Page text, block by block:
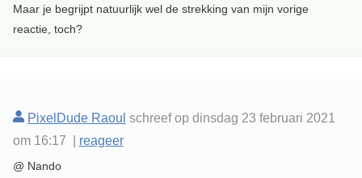
Maar je begrijpt natuurlijk wel de strekking van mijn vorige
reactie, toch?
PixelDude Raoul schreef op dinsdag 23 februari 2021
om 16:17 | reageer
@ Nando